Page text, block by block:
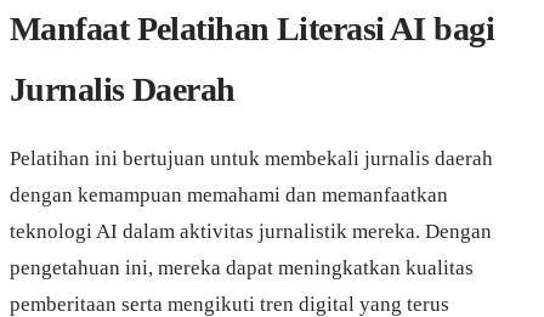
Manfaat Pelatihan Literasi AI bagi
Jurnalis Daerah
Pelatihan ini bertujuan untuk membekali jurnalis daerah
dengan kemampuan memahami dan memanfaatkan
teknologi AI dalam aktivitas jurnalistik mereka. Dengan
pengetahuan ini, mereka dapat meningkatkan kualitas
pemberitaan serta mengikuti tren digital yang terus